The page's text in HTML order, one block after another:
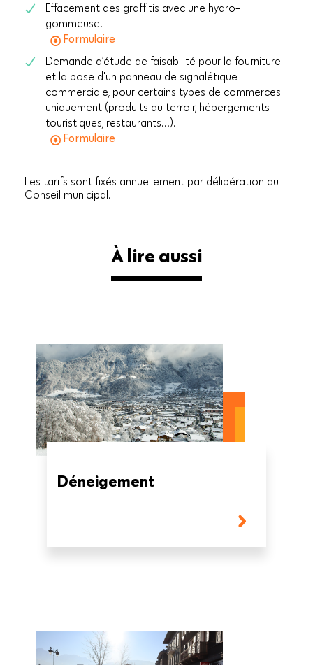
Effacement des graffitis avec une hydro-
gommeuse.
Formulaire
Demande d’étude de faisabilité pour la fourniture
et la pose d'un panneau de signalétique
commerciale, pour certains types de commerces
uniquement (produits du terroir, hébergements
touristiques, restaurants...).
Formulaire
Les tarifs sont fixés annuellement par délibération du
Conseil municipal.
À lire aussi
Déneigement